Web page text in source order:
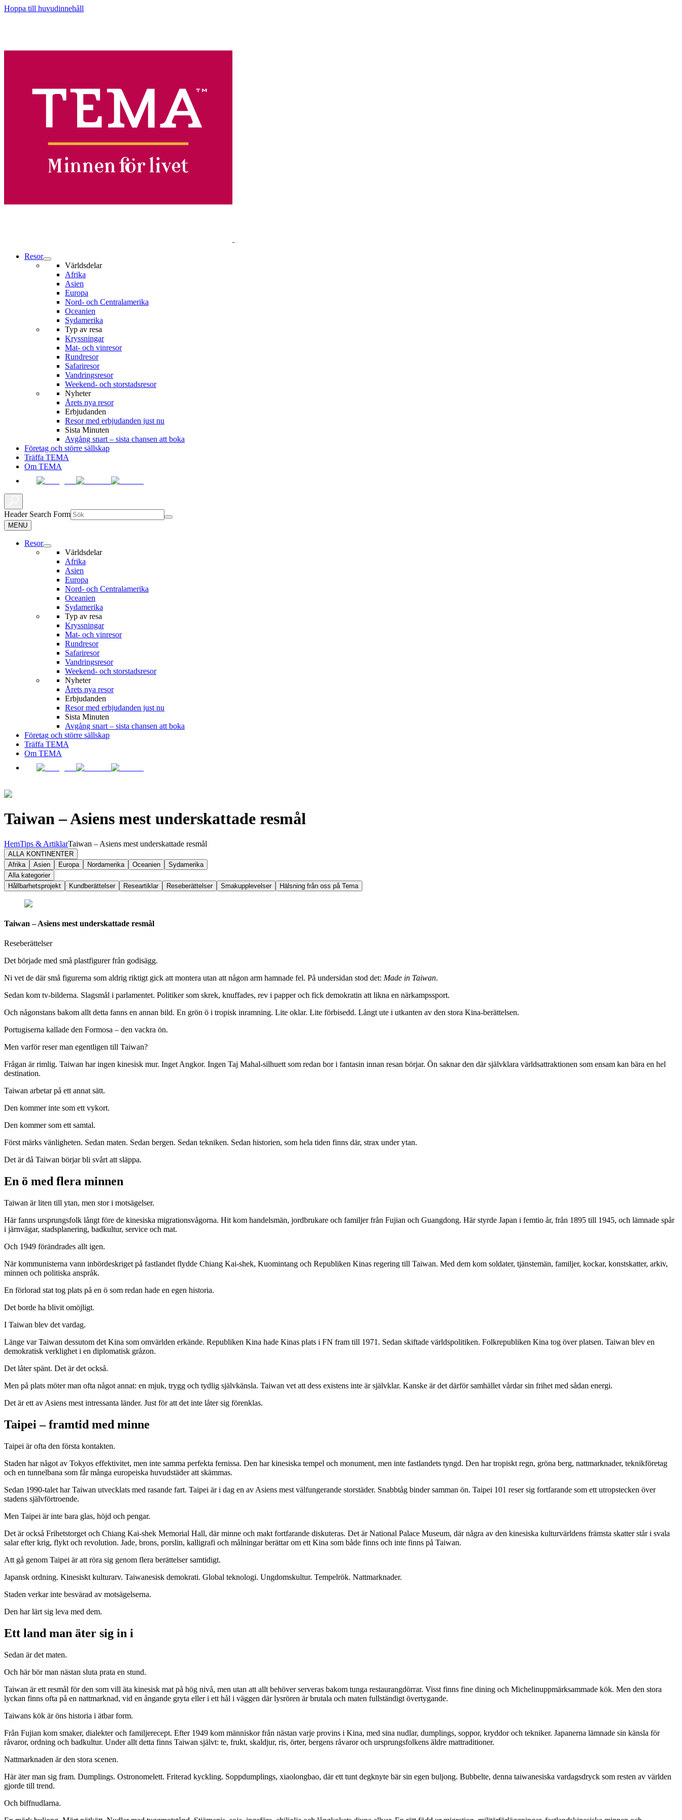
Hoppa till huvudinnehåll
Resor
Världsdelar
Afrika
Asien
Europa
Nord- och Centralamerika
Oceanien
Sydamerika
Typ av resa
Kryssningar
Mat- och vinresor
Rundresor
Safariresor
Vandringsresor
Weekend- och storstadsresor
Nyheter
Årets nya resor
Erbjudanden
Resor med erbjudanden just nu
Sista Minuten
Avgång snart – sista chansen att boka
Företag och större sällskap
Träffa TEMA
Om TEMA
Header Search Form
MENU
Resor
Världsdelar
Afrika
Asien
Europa
Nord- och Centralamerika
Oceanien
Sydamerika
Typ av resa
Kryssningar
Mat- och vinresor
Rundresor
Safariresor
Vandringsresor
Weekend- och storstadsresor
Nyheter
Årets nya resor
Erbjudanden
Resor med erbjudanden just nu
Sista Minuten
Avgång snart – sista chansen att boka
Företag och större sällskap
Träffa TEMA
Om TEMA
Taiwan – Asiens mest underskattade resmål
HemTips & ArtiklarTaiwan – Asiens mest underskattade resmål
ALLA KONTINENTER
Afrika
Asien Europa Nordamerika Oceanien
Sydamerika
Alla kategorier
Hållbarhetsprojekt
Kundberättelser Researtiklar Reseberättelser Smakupplevelser Hälsning från oss på Tema
Taiwan – Asiens mest underskattade resmål
Reseberättelser
Det började med små plastfigurer från godisägg.
Ni vet de där små figurerna som aldrig riktigt gick att montera utan att någon arm hamnade fel. På undersidan stod det: Made in Taiwan.
Sedan kom tv-bilderna. Slagsmål i parlamentet. Politiker som skrek, knuffades, rev i papper och fick demokratin att likna en närkampssport.
Och någonstans bakom allt detta fanns en annan bild. En grön ö i tropisk inramning. Lite oklar. Lite förbisedd. Långt ute i utkanten av den stora Kina-berättelsen.
Portugiserna kallade den Formosa – den vackra ön.
Men varför reser man egentligen till Taiwan?
Frågan är rimlig. Taiwan har ingen kinesisk mur. Inget Angkor. Ingen Taj Mahal-silhuett som redan bor i fantasin innan resan börjar. Ön saknar den där självklara världsattraktionen som ensam kan bära en hel
destination.
Taiwan arbetar på ett annat sätt.
Den kommer inte som ett vykort.
Den kommer som ett samtal.
Först märks vänligheten. Sedan maten. Sedan bergen. Sedan tekniken. Sedan historien, som hela tiden finns där, strax under ytan.
Det är då Taiwan börjar bli svårt att släppa.
En ö med flera minnen
Taiwan är liten till ytan, men stor i motsägelser.
Här fanns ursprungsfolk långt före de kinesiska migrationsvågorna. Hit kom handelsmän, jordbrukare och familjer från Fujian och Guangdong. Här styrde Japan i femtio år, från 1895 till 1945, och lämnade spår
i järnvägar, stadsplanering, badkultur, service och mat.
Och 1949 förändrades allt igen.
När kommunisterna vann inbördeskriget på fastlandet flydde Chiang Kai-shek, Kuomintang och Republiken Kinas regering till Taiwan. Med dem kom soldater, tjänstemän, familjer, kockar, konstskatter, arkiv,
minnen och politiska anspråk.
En förlorad stat tog plats på en ö som redan hade en egen historia.
Det borde ha blivit omöjligt.
I Taiwan blev det vardag.
Länge var Taiwan dessutom det Kina som omvärlden erkände. Republiken Kina hade Kinas plats i FN fram till 1971. Sedan skiftade världspolitiken. Folkrepubliken Kina tog över platsen. Taiwan blev en
demokratisk verklighet i en diplomatisk gråzon.
Det låter spänt. Det är det också.
Men på plats möter man ofta något annat: en mjuk, trygg och tydlig självkänsla. Taiwan vet att dess existens inte är självklar. Kanske är det därför samhället vårdar sin frihet med sådan energi.
Det är ett av Asiens mest intressanta länder. Just för att det inte låter sig förenklas.
Taipei – framtid med minne
Taipei är ofta den första kontakten.
Staden har något av Tokyos effektivitet, men inte samma perfekta fernissa. Den har kinesiska tempel och monument, men inte fastlandets tyngd. Den har tropiskt regn, gröna berg, nattmarknader, teknikföretag
och en tunnelbana som får många europeiska huvudstäder att skämmas.
Sedan 1990-talet har Taiwan utvecklats med rasande fart. Taipei är i dag en av Asiens mest välfungerande storstäder. Snabbtåg binder samman ön. Taipei 101 reser sig fortfarande som ett utropstecken över
stadens självförtroende.
Men Taipei är inte bara glas, höjd och pengar.
Det är också Frihetstorget och Chiang Kai-shek Memorial Hall, där minne och makt fortfarande diskuteras. Det är National Palace Museum, där några av den kinesiska kulturvärldens främsta skatter står i svala
salar efter krig, flykt och revolution. Jade, brons, porslin, kalligrafi och målningar berättar om ett Kina som både finns och inte finns på Taiwan.
Att gå genom Taipei är att röra sig genom flera berättelser samtidigt.
Japansk ordning. Kinesiskt kulturarv. Taiwanesisk demokrati. Global teknologi. Ungdomskultur. Tempelrök. Nattmarknader.
Staden verkar inte besvärad av motsägelserna.
Den har lärt sig leva med dem.
Ett land man äter sig in i
Sedan är det maten.
Och här bör man nästan sluta prata en stund.
Taiwan är ett resmål för den som vill äta kinesisk mat på hög nivå, men utan att allt behöver serveras bakom tunga restaurangdörrar. Visst finns fine dining och Michelinuppmärksammade kök. Men den stora
lyckan finns ofta på en nattmarknad, vid en ångande gryta eller i ett hål i väggen där lysrören är brutala och maten fullständigt övertygande.
Taiwans kök är öns historia i ätbar form.
Från Fujian kom smaker, dialekter och familjerecept. Efter 1949 kom människor från nästan varje provins i Kina, med sina nudlar, dumplings, soppor, kryddor och tekniker. Japanerna lämnade sin känsla för
råvaror, ordning och badkultur. Under allt detta finns Taiwan självt: te, frukt, skaldjur, ris, örter, bergens råvaror och ursprungsfolkens äldre mattraditioner.
Nattmarknaden är den stora scenen.
Här äter man sig fram. Dumplings. Ostronomelett. Friterad kyckling. Soppdumplings, xiaolongbao, där ett tunt degknyte bär sin egen buljong. Bubbelte, denna taiwanesiska vardagsdryck som resten av världen
gjorde till trend.
Och biffnudlarna.